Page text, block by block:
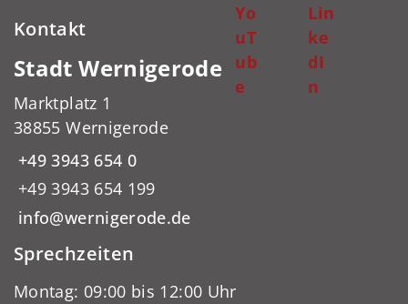
Yo
uT
ub
e
Lin
ke
dI
n
Kontakt
Stadt Wernigerode
Marktplatz 1
38855 Wernigerode
+49 3943 654 0
+49 3943 654 199
info@wernigerode.de
Sprechzeiten
Montag: 09:00 bis 12:00 Uhr